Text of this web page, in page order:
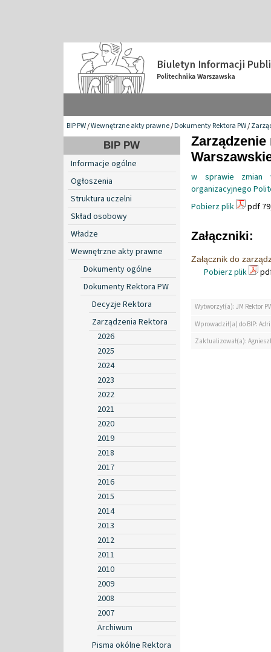
BIP PW/Wewnętrzne akty prawne/Dokumenty Rektora PW/
BIP PW
Informacje ogólne
Ogłoszenia
Struktura uczelni
Skład osobowy
Władze
Wewnętrzne akty prawne
Dokumenty ogólne
Dokumenty Rektora PW
Decyzje Rektora
Zarządzenia Rektora
2026
2025
2024
2023
2022
2021
2020
2019
2018
2017
2016
2015
2014
2013
2012
2011
2010
2009
2008
2007
Archiwum
Pisma okólne Rektora
w sprawie zmian
organizacyjnego
Pobierz plik
pdf
Załączniki:
Załącznik do
Pobierz plik
Wytworzył(a): JM Rektor
Wprowadził(a) do BIP:
Zaktualizował(a):